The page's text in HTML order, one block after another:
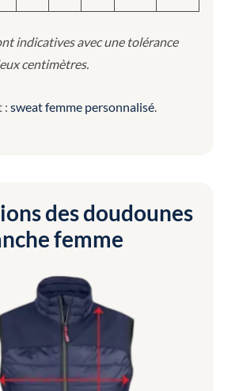
indicatives avec une tolérance
centimètres.
: sweat femme personnalisé
des doudounes
femme